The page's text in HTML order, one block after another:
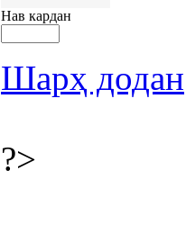
Нав кардан
Шарҳ додан
?>